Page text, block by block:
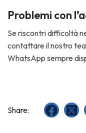
Problemi con
Se riscontri difficoltà
contattare il nostro
WhatsApp sempre
Share: